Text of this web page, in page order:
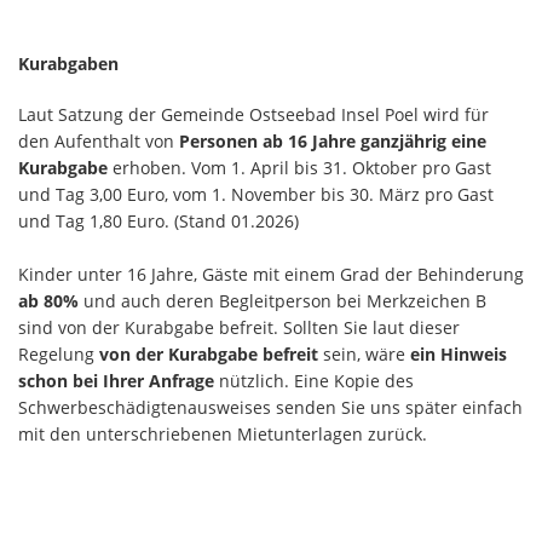
Kurabgaben
Laut Satzung der Gemeinde Ostseebad Insel Poel wird für
den Aufenthalt von Personen ab 16 Jahre ganzjährig eine
Kurabgabe erhoben. Vom 1. April bis 31. Oktober pro Gast
und Tag 3,00 Euro, vom 1. November bis 30. März pro Gast
und Tag 1,80 Euro. (Stand 01.2026)
Kinder unter 16 Jahre, Gäste mit einem Grad der Behinderung
ab 80% und auch deren Begleitperson bei Merkzeichen B
sind von der Kurabgabe befreit. Sollten Sie laut dieser
Regelung von der Kurabgabe befreit sein, wäre ein Hinweis
schon bei Ihrer Anfrage nützlich. Eine Kopie des
Schwerbeschädigtenausweises senden Sie uns später einfach
mit den unterschriebenen Mietunterlagen zurück.